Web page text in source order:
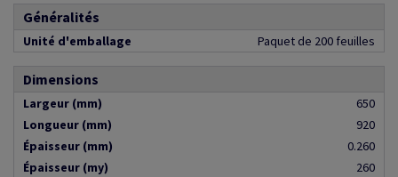
Généralités
Unité d'emballage Paquet de 200 feuilles
Dimensions
Largeur (mm)
650
Longueur (mm)
920
Épaisseur (mm)
0.260
Épaisseur (my)
260